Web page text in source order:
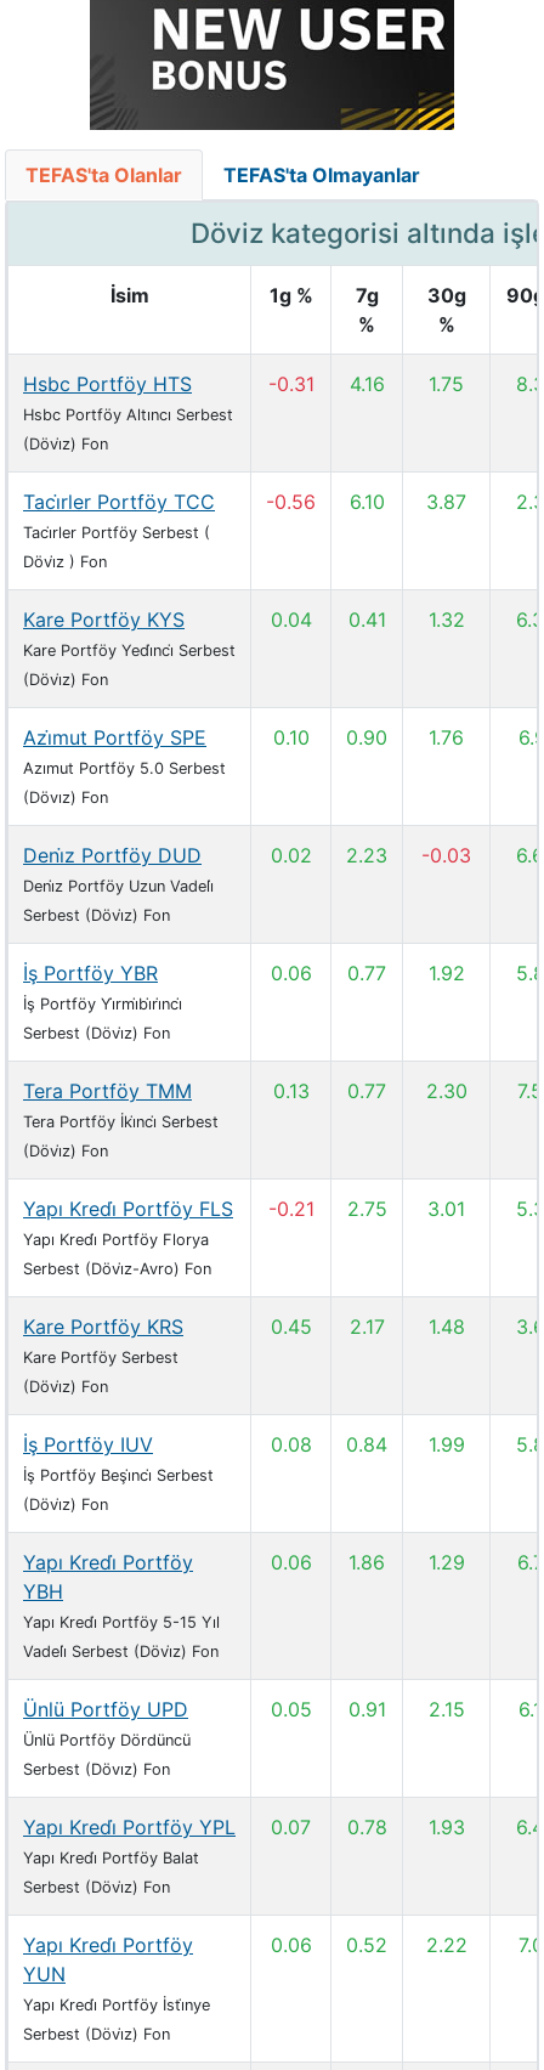
TEFAS'ta Olanlar TEFAS'ta Olmayanlar
Döviz kategorisi altında
İsim 1g %
7g
%
30g
%
Hsbc Portföy HTS
Hsbc Portföy Altıncı Serbest
(Dövi̇z) Fon
-0.31 4.16 1.75
Taci̇rler Portföy TCC
Taci̇rler Portföy Serbest (
Dövi̇z ) Fon
-0.56 6.10 3.87
Kare Portföy KYS
Kare Portföy Yedi̇nci̇ Serbest
(Dövi̇z) Fon
0.04 0.41 1.32
Azi̇mut Portföy SPE
Azımut Portföy 5.0 Serbest
(Dövız) Fon
0.10 0.90 1.76
Deni̇z Portföy DUD
Deni̇z Portföy Uzun Vadeli̇
Serbest (Dövi̇z) Fon
0.02 2.23 -0.03
İş Portföy YBR
İş Portföy Yi̇rmi̇bi̇ri̇nci̇
Serbest (Dövi̇z) Fon
0.06 0.77 1.92
Tera Portföy TMM
Tera Portföy İki̇nci̇ Serbest
(Dövi̇z) Fon
0.13 0.77 2.30
Yapı Kredi̇ Portföy FLS
Yapı Kredi̇ Portföy Florya
Serbest (Dövi̇z-Avro) Fon
-0.21 2.75 3.01
Kare Portföy KRS
Kare Portföy Serbest
(Dövi̇z) Fon
0.45 2.17 1.48
İş Portföy IUV
İş Portföy Beşi̇nci̇ Serbest
(Dövi̇z) Fon
0.08 0.84 1.99
Yapı Kredi̇ Portföy
YBH
Yapı Kredi̇ Portföy 5-15 Yıl
Vadeli̇ Serbest (Dövi̇z) Fon
0.06 1.86 1.29
Ünlü Portföy UPD
Ünlü Portföy Dördüncü
Serbest (Dövız) Fon
0.05 0.91 2.15
Yapı Kredi̇ Portföy YPL
Yapı Kredi̇ Portföy Balat
Serbest (Dövi̇z) Fon
0.07 0.78 1.93
Yapı Kredi̇ Portföy
YUN
Yapı Kredi̇ Portföy İsti̇nye
Serbest (Dövi̇z) Fon
0.06 0.52 2.22